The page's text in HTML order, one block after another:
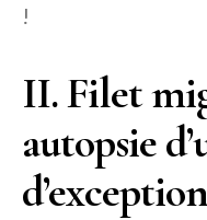
!
II. Filet
autopsie
d’exception